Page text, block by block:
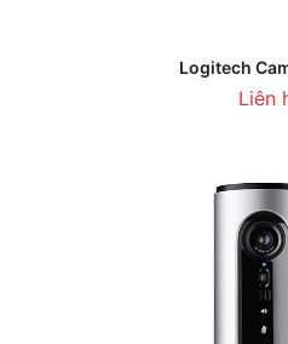
Logitech
Liên